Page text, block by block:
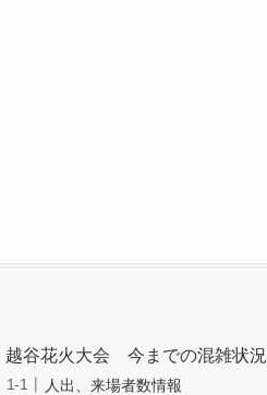
越谷花火大会 今までの混雑状況
人出、来場者数情報